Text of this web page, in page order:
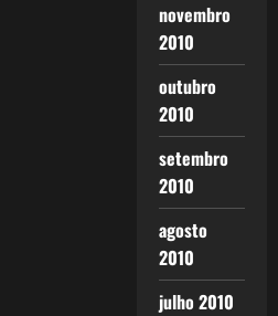
novembro
2010
outubro
2010
setembro
2010
agosto
2010
julho 2010